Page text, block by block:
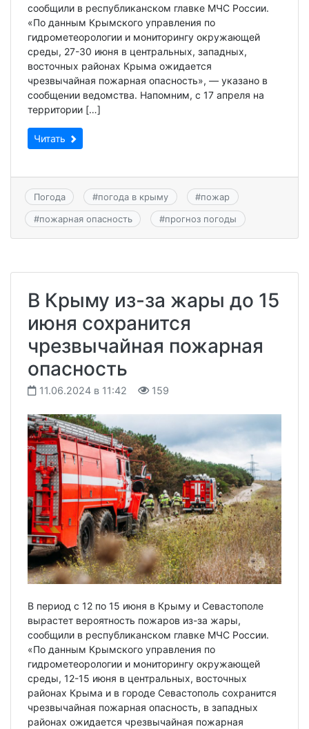
сообщили в республиканском главке МЧС России.
«По данным Крымского управления по
гидрометеорологии и мониторингу окружающей
среды, 27-30 июня в центральных, западных,
восточных районах Крыма ожидается
чрезвычайная пожарная опасность», — указано в
сообщении ведомства. Напомним, с 17 апреля на
территории […]
Читать
Погода #погода в крыму #пожар
#пожарная опасность #прогноз погоды
В Крыму из-за жары до 15
июня сохранится
чрезвычайная пожарная
опасность
11.06.2024 в 11:42 159
В период с 12 по 15 июня в Крыму и Севастополе
вырастет вероятность пожаров из-за жары,
сообщили в республиканском главке МЧС России.
«По данным Крымского управления по
гидрометеорологии и мониторингу окружающей
среды, 12-15 июня в центральных, восточных
районах Крыма и в городе Севастополь сохранится
чрезвычайная пожарная опасность, в западных
районах ожидается чрезвычайная пожарная